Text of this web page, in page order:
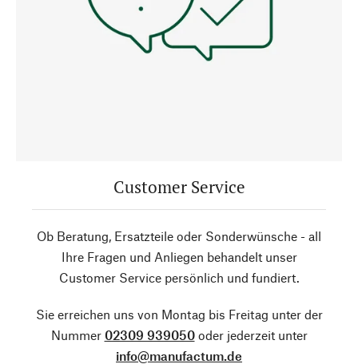
Customer Service
Ob Beratung, Ersatzteile oder Sonderwünsche - all
Ihre Fragen und Anliegen behandelt unser
Customer Service persönlich und fundiert.
Sie erreichen uns von Montag bis Freitag unter der
Nummer 02309 939050oder jederzeit unter
info@manufactum.de